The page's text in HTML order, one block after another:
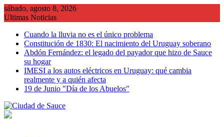
Saltar
al
sábado, agosto 8, 2026
Ultimas Noticias
Cuando la lluvia no es el único problema
Constitución de 1830: El nacimiento del Uruguay soberano
Abdón Fernández: el legado del payador que hizo de Sauce
su hogar
IMESI a los autos eléctricos en Uruguay: qué cambia
realmente y a quién afecta
19 de Junio "Día de los Abuelos"